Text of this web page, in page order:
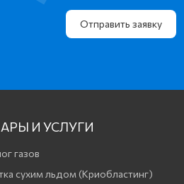
Отправить заявку
И УСЛУГИ
газов
сухим льдом (Криобластинг)